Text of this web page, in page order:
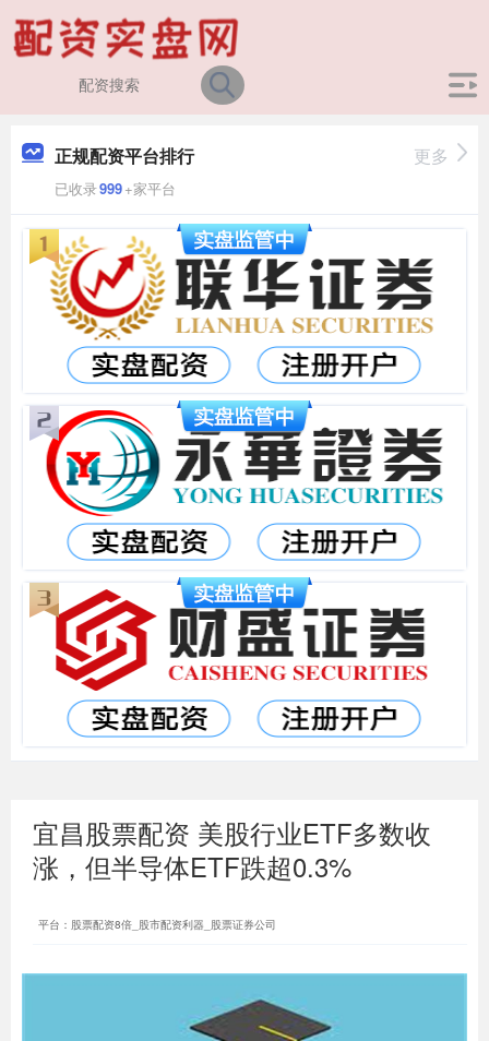
正规配资平台排行
已收录999+家平台
更多
宜昌股票配资 美股行业ETF多数收
涨，但半导体ETF跌超0.3%
平台：股票配资8倍_股市配资利器_股票证券公司